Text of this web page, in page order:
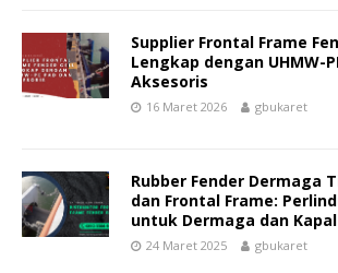
Supplier Frontal Frame
Lengkap dengan UHMW-
Aksesoris
16 Maret 2026 gbukaret
Rubber Fender Dermaga
dan Frontal Frame:
untuk Dermaga dan Kapal
24 Maret 2025 gbukaret